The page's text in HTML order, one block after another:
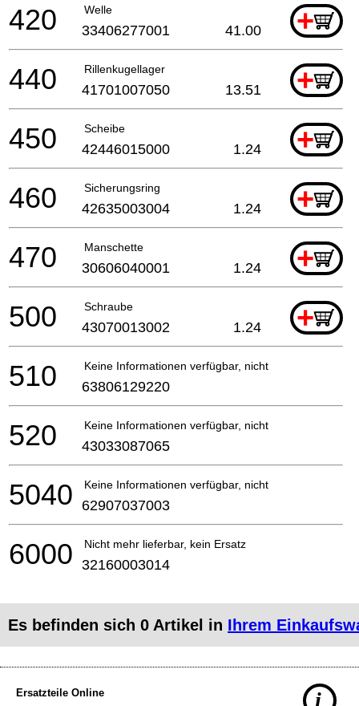
Welle +
420 33406277001 41.00
Rillenkugellager +
440 41701007050 13.51
Scheibe +
450 42446015000 1.24
Sicherungsring +
460 42635003004 1.24
Manschette +
470 30606040001 1.24
Schraube +
500 43070013002 1.24
Keine Informationen verfügbar, nicht bestellbar
510 63806129220
Keine Informationen verfügbar, nicht bestellbar
520 43033087065
Keine Informationen verfügbar, nicht bestellbar
5040 62907037003
Nicht mehr lieferbar, kein Ersatz
6000 32160003014
Es befinden sich 0 Artikel in Ihrem
Ersatzteile Online
i